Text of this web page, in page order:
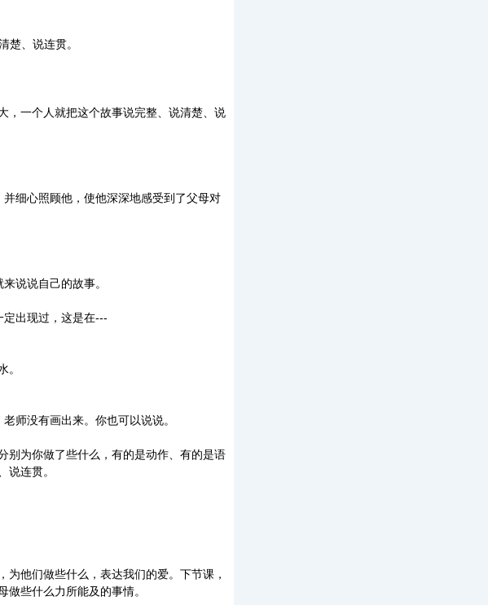
、说连贯。
个人就把这个故事说完整、说清楚、说
心照顾他，使他深深地感受到了父母对
说说自己的故事。
出现过，这是在---
没有画出来。你也可以说说。
你做了些什么，有的是动作、有的是语
说连贯。
们做些什么，表达我们的爱。下节课，
些什么力所能及的事情。